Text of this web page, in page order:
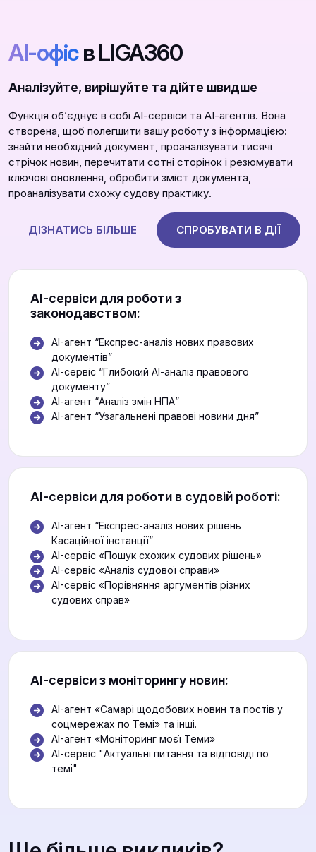
АІ-офісв LIGA360
Аналізуйте, вирішуйте та дійте швидше
Функція обʼєднує в собі АІ-сервіси та АІ-агентів. Вона
створена, щоб полегшити вашу роботу з інформацією:
знайти необхідний документ, проаналізувати тисячі
стрічок новин, перечитати сотні сторінок і резюмувати
ключові оновлення, обробити зміст документа,
проаналізувати схожу судову практику.
ДІЗНАТИСЬ БІЛЬШЕ СПРОБУВАТИ В ДІЇ
АІ-сервіси для роботи з
законодавством:
AI-агент “Експрес-аналіз нових правових
документів”
АІ-сервіс “Глибокий АІ-аналіз правового
документу”
АІ-агент “Аналіз змін НПА”
AI-агент “Узагальнені правові новини дня”
АІ-сервіси для роботи в судовій роботі:
AI-агент “Експрес-аналіз нових рішень
Касаційної інстанції”
AI-сервіс «Пошук схожих судових рішень»
AI-сервіс «Аналіз судової справи»
AI-сервіс «Порівняння аргументів різних
судових справ»
АІ-сервіси з моніторингу новин:
AI-агент «Самарі щодобових новин та постів у
соцмережах по Темі» та інші.
AI-агент «Моніторинг моєї Теми»
АІ-сервіс "Актуальні питання та відповіді по
темі"